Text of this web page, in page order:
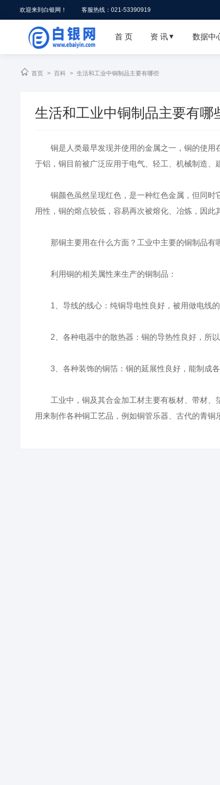
欢迎来到白银网！ 客服热线：021-53390919
首 页 资 讯  数据中
 首页 > 百科 > 生活和工业中铜制品主要有哪些
生活和工业中铜制品主要有哪
铜是人类最早发现并使用的金属之一，铜的使用
于铝，铜目前被广泛应用于电气、轻工、机械制造、
铜颜色虽然呈现红色，是一种红色金属，但同时
用性，铜的熔点较低，容易再次被熔化、冶炼，因此
那铜主要用在什么方面？工业中主要的铜制品有
利用铜的相关属性来生产的铜制品：
1、导线的线心：纯铜导电性良好，被用做电线
2、各种电器中的散热器：铜的导热性良好，所以
3、各种装饰的铜箔：铜的延展性良好，能制成各
工业中，铜及其合金加工材主要有板材、带材、
用来制作各种铜工艺品，例如铜管乐器、古代的青铜